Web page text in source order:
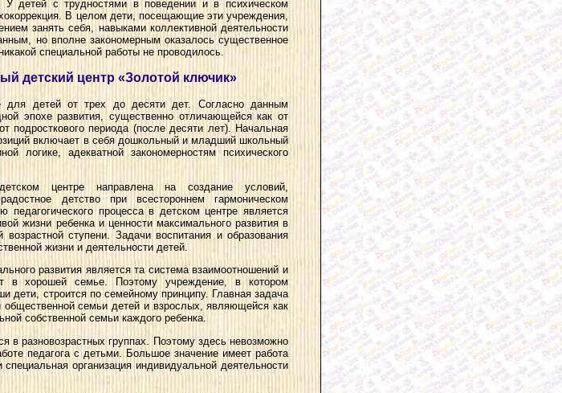
У детей с трудностями в поведении и в психическом
В целом дети, посещающие эти учреждения,
занять себя, навыками коллективной деятельности
но вполне закономерным оказалось существенное
специальной работы не проводилось.
детский центр «Золотой ключик»
детей от трех до десяти дет. Согласно данным
эпохе развития, существенно отличающейся как от
подросткового периода (после десяти лет). Начальная
включает в себя дошкольный и младший школьный
логике, адекватной закономерностям психического
центре направлена на создание условий,
детство при всестороннем гармоническом
педагогического процесса в детском центре является
жизни ребенка и ценности максимального развития в
ступени. Задачи воспитания и образования
жизни и деятельности детей.
развития является та система взаимоотношений и
в хорошей семье. Поэтому учреждение, в котором
дети, строится по семейному принципу. Главная задача
семьи детей и взрослых, являющейся как
собственной семьи каждого ребенка.
в разновозрастных группах. Поэтому здесь невозможно
педагога с детьми. Большое значение имеет работа
организация индивидуальной деятельности